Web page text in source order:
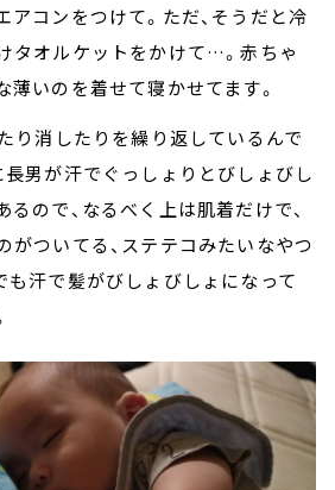
コンをつけて。ただ、そうだと冷
タオルケットをかけて…。赤ちゃ
薄いのを着せて寝かせてます。
り消したりを繰り返しているんで
長男が汗でぐっしょりとびしょびし
ので、なるべく上は肌着だけで、
がついてる、ステテコみたいなやつ
も汗で髪がびしょびしょになって